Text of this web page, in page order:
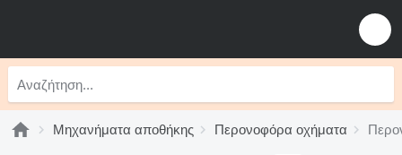
Μηχανήματα αποθήκης Περονοφόρα οχήματα